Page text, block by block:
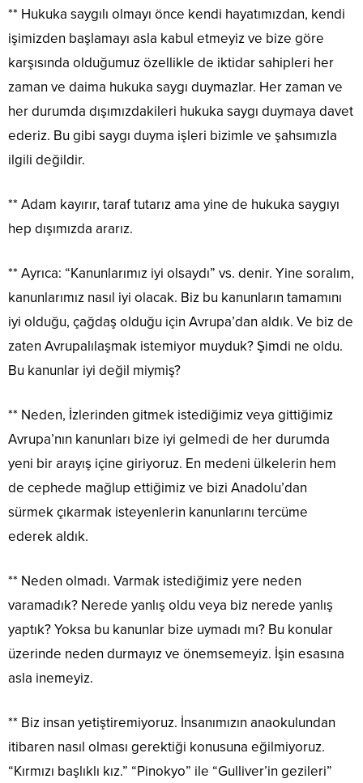
** Hukuka saygılı olmayı önce kendi hayatımızdan, kendi
işimizden başlamayı asla kabul etmeyiz ve bize göre
karşısında olduğumuz özellikle de iktidar sahipleri her
zaman ve daima hukuka saygı duymazlar. Her zaman ve
her durumda dışımızdakileri hukuka saygı duymaya davet
ederiz. Bu gibi saygı duyma işleri bizimle ve şahsımızla
ilgili değildir.
** Adam kayırır, taraf tutarız ama yine de hukuka saygıyı
hep dışımızda ararız.
** Ayrıca: “Kanunlarımız iyi olsaydı” vs. denir. Yine soralım,
kanunlarımız nasıl iyi olacak. Biz bu kanunların tamamını
iyi olduğu, çağdaş olduğu için Avrupa’dan aldık. Ve biz de
zaten Avrupalılaşmak istemiyor muyduk? Şimdi ne oldu.
Bu kanunlar iyi değil miymiş?
** Neden, İzlerinden gitmek istediğimiz veya gittiğimiz
Avrupa’nın kanunları bize iyi gelmedi de her durumda
yeni bir arayış içine giriyoruz. En medeni ülkelerin hem
de cephede mağlup ettiğimiz ve bizi Anadolu’dan
sürmek çıkarmak isteyenlerin kanunlarını tercüme
ederek aldık.
** Neden olmadı. Varmak istediğimiz yere neden
varamadık? Nerede yanlış oldu veya biz nerede yanlış
yaptık? Yoksa bu kanunlar bize uymadı mı? Bu konular
üzerinde neden durmayız ve önemsemeyiz. İşin esasına
asla inemeyiz.
** Biz insan yetiştiremiyoruz. İnsanımızın anaokulundan
itibaren nasıl olması gerektiği konusuna eğilmiyoruz.
“Kırmızı başlıklı kız.” “Pinokyo” ile “Gulliver’in gezileri”